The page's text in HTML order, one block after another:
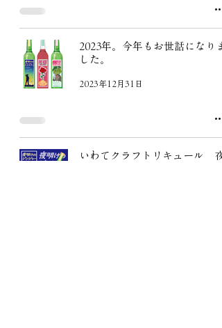
2023年。今年もお世話になりま
した。
2023年12月31日
いわてクラフトリキュール 夜